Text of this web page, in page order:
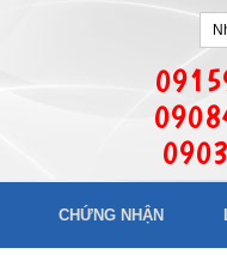
CHỨNG NHẬN